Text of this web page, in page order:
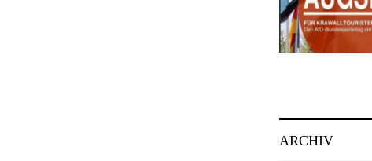
ARCHIV